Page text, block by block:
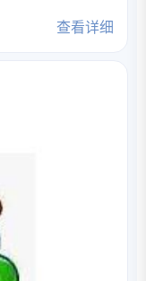
查看详细